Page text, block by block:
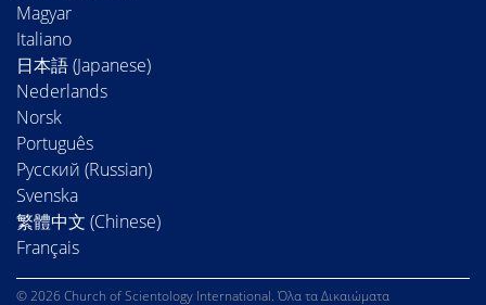
Magyar
Italiano
日本語 (Japanese)
Nederlands
Norsk
Português
Русский (Russian)
Svenska
繁體中文 (Chinese)
Français
© 2026 Church of Scientology International. Όλα τα Δικαιώματα